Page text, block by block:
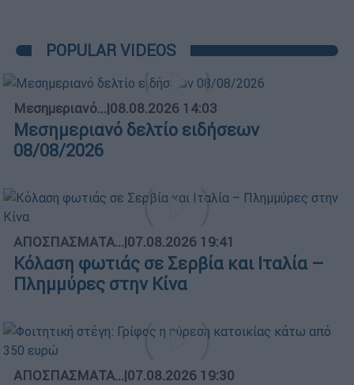
POPULAR VIDEOS
Μεσημεριανό...|08.08.2026 14:03
Μεσημεριανό δελτίο ειδήσεων
08/08/2026
ΑΠΟΣΠΑΣΜΑΤΑ...|07.08.2026 19:41
Κόλαση φωτιάς σε Σερβία και Ιταλία –
Πλημμύρες στην Κίνα
ΑΠΟΣΠΑΣΜΑΤΑ...|07.08.2026 19:30